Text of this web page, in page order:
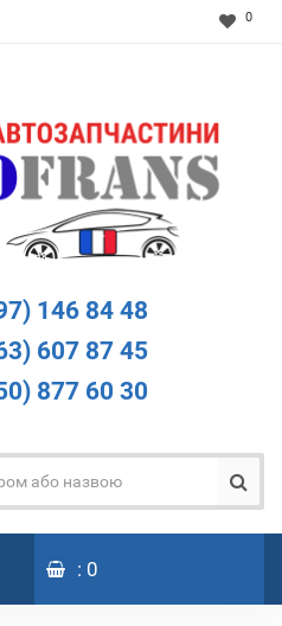
0
146 84 48
607 87 45
877 60 30
: 0